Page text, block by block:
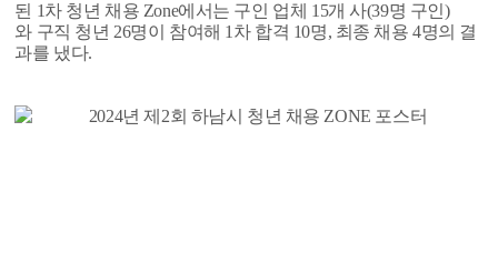
된 1차 청년 채용 Zone에서는 구인 업체 15개 사(39명 구인)
와 구직 청년 26명이 참여해 1차 합격 10명, 최종 채용 4명의 결
과를 냈다.